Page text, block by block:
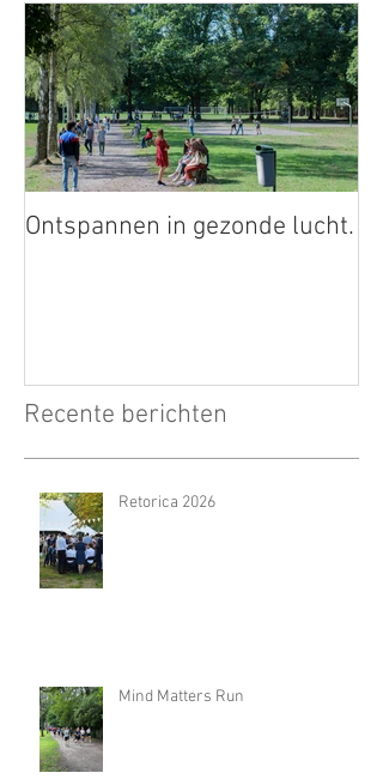
Ontspannen in gezonde lucht.
Recente berichten
Retorica 2026
Mind Matters Run